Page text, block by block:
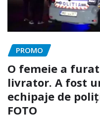
PROMO
O femeie a
livrator. A fost
echipaje de
FOTO